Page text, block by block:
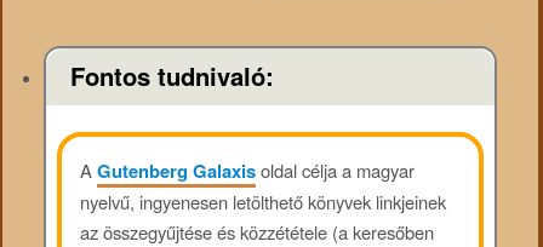
Fontos tudnivaló:
AGutenberg Galaxisoldal célja a magyar
nyelvű, ingyenesen letölthető könyvek linkjeinek
az összegyűjtése és közzététele (a keresőben